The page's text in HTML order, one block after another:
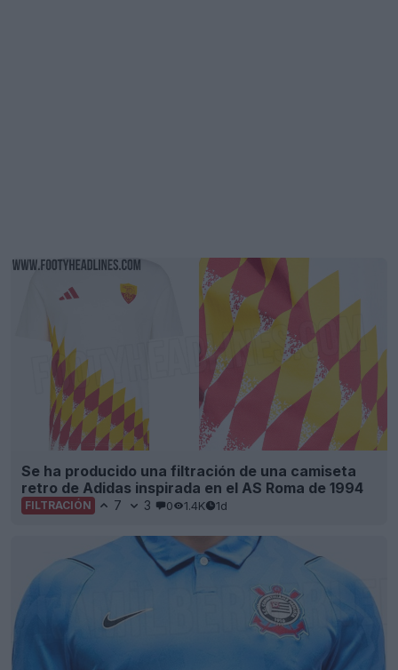
Se ha producido una filtración de una camiseta
retro de Adidas inspirada en el AS Roma de 1994
FILTRACIÓN 7 3 0 1.4K 1d